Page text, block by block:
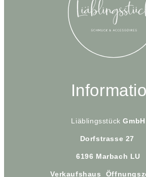
Liäblingsstück GmbH
Dorfstrasse 27
6196 Marbach LU
Verkaufshaus